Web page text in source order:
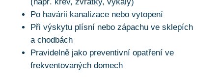
(např. krev, zvratky, výkaly)
Po havárii kanalizace nebo vytopení
Při výskytu plísní nebo zápachu ve sklepích
a chodbách
Pravidelně jako preventivní opatření ve
frekventovaných domech